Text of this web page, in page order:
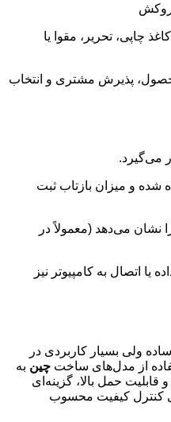
روکش
چاپی، تحریر، مقوا یا
پذیرش مشتری و انتخاب
می‌گیرد.
شده و میزان بازتاب ثبت
نشان می‌دهد (معمولاً در
یا اتصال به کامپیوتر نیز
ولی بسیار کاربردی در
از مدل‌های ساخت چین به
حمل بالا، گزینه‌ای
کنترل کیفیت محسوب